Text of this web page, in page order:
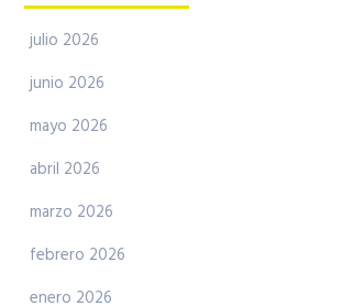
julio 2026
junio 2026
mayo 2026
abril 2026
marzo 2026
febrero 2026
enero 2026